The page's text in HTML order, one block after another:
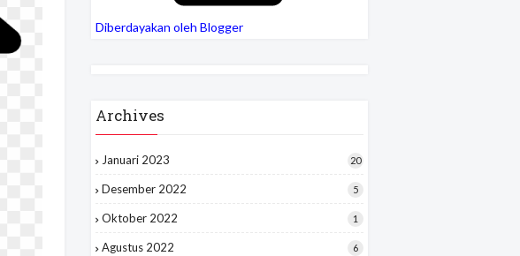
Diberdayakan oleh Blogger
Archives
Januari 2023 20
Desember 2022 5
Oktober 2022 1
Agustus 2022 6